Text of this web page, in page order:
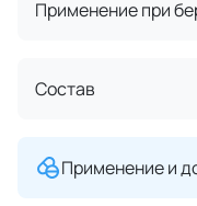
Применение при
Состав
Применение и